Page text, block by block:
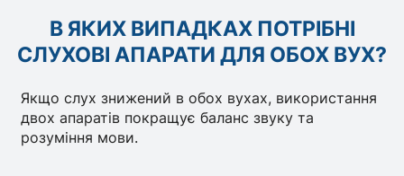
В ЯКИХ ВИПАДКАХ ПОТРІБНІ
СЛУХОВІ АПАРАТИ ДЛЯ ОБОХ ВУХ?
Якщо слух знижений в обох вухах, використання
двох апаратів покращує баланс звуку та
розуміння мови.